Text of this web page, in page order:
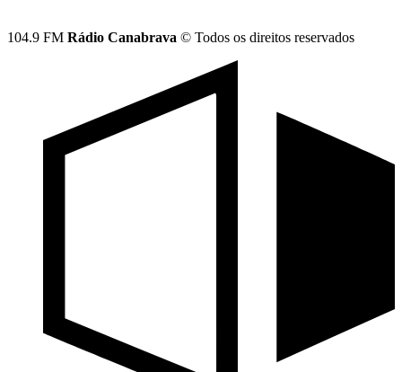
104.9 FM Rádio Canabrava © Todos os direitos reservados